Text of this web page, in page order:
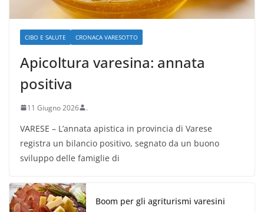
CIBO E SALUTE CRONACA VARESOTTO
Apicoltura varesina: annata
positiva
11 Giugno 2026 .
VARESE – L’annata apistica in provincia di Varese
registra un bilancio positivo, segnato da un buono
sviluppo delle famiglie di
Boom per gli agriturismi varesini